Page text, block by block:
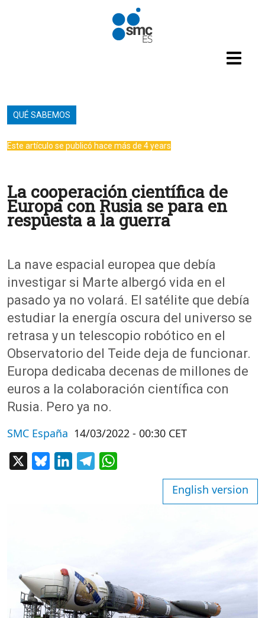
Pasar al contenido principal
QUÉ SABEMOS
Este artículo se publicó hace más de 4 years
La cooperación científica de
Europa con Rusia se para en
respuesta a la guerra
La nave espacial europea que debía
investigar si Marte albergó vida en el
pasado ya no volará. El satélite que debía
estudiar la energía oscura del universo se
retrasa y un telescopio robótico en el
Observatorio del Teide deja de funcionar.
Europa dedicaba decenas de millones de
euros a la colaboración científica con
Rusia. Pero ya no.
SMC España 14/03/2022 - 00:30 CET
BlueskyLinkedInTelegram
English version